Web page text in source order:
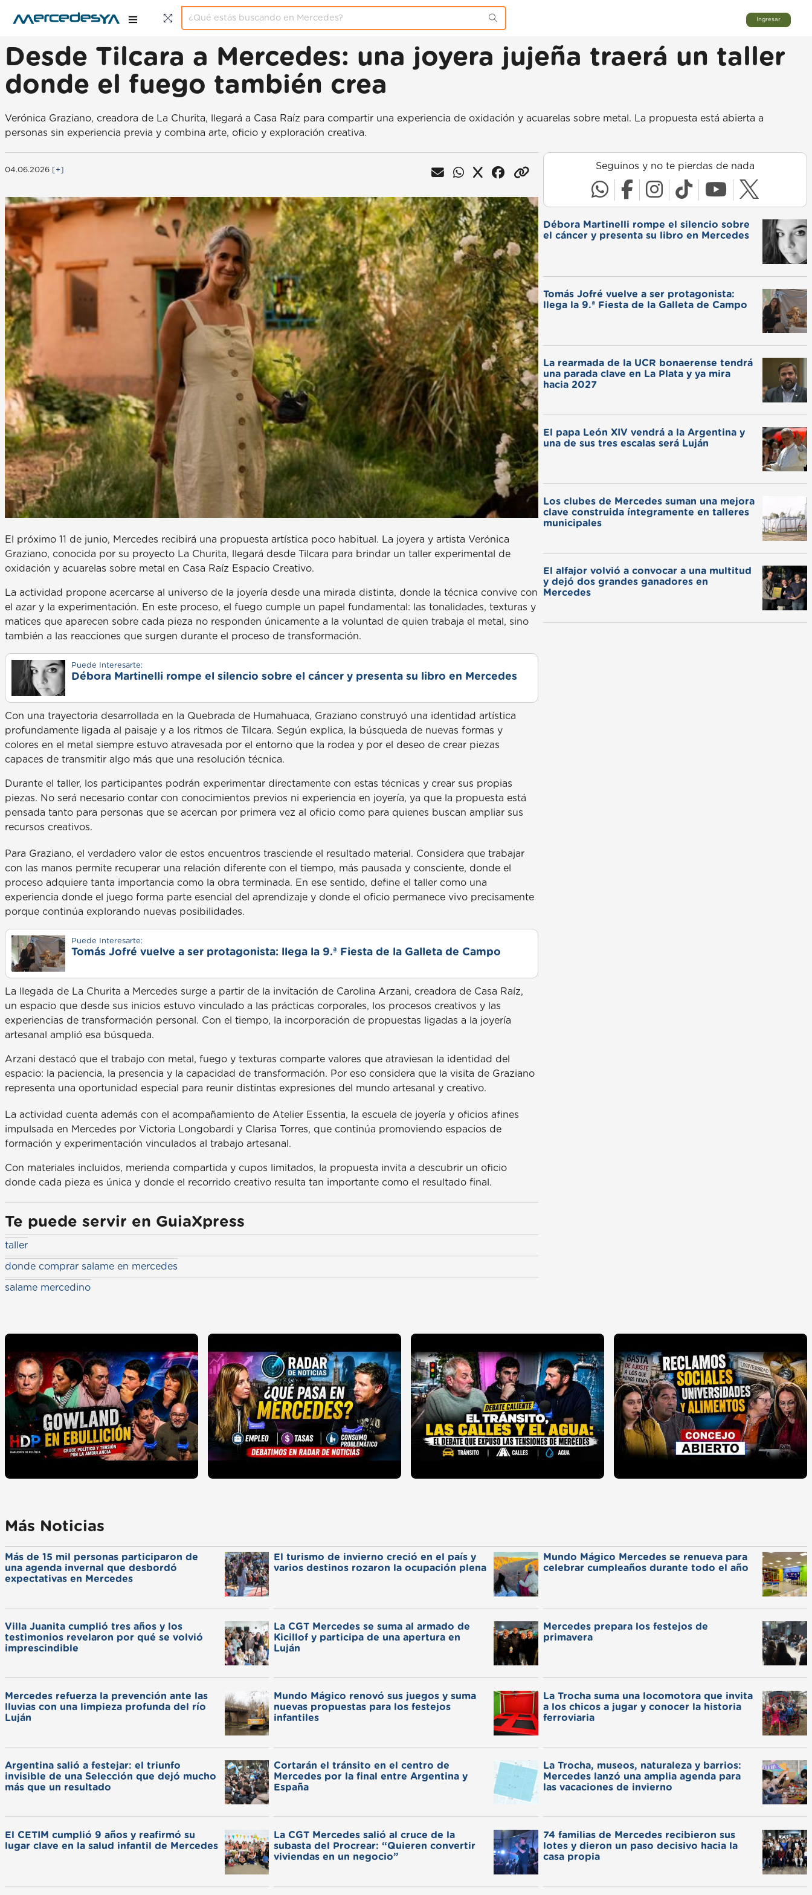
Ingresar
Desde Tilcara a Mercedes: una joyera jujeña traerá un taller
donde el fuego también crea
Verónica Graziano, creadora de La Churita, llegará a Casa Raíz para compartir una experiencia de oxidación y acuarelas sobre metal. La propuesta está abierta a
personas sin experiencia previa y combina arte, oficio y exploración creativa.
04.06.2026 [+]
El próximo 11 de junio, Mercedes recibirá una propuesta artística poco habitual. La joyera y artista Verónica
Graziano, conocida por su proyecto La Churita, llegará desde Tilcara para brindar un taller experimental de
oxidación y acuarelas sobre metal en Casa Raíz Espacio Creativo.
La actividad propone acercarse al universo de la joyería desde una mirada distinta, donde la técnica convive con
el azar y la experimentación. En este proceso, el fuego cumple un papel fundamental: las tonalidades, texturas y
matices que aparecen sobre cada pieza no responden únicamente a la voluntad de quien trabaja el metal, sino
también a las reacciones que surgen durante el proceso de transformación.
Puede Interesarte:
Débora Martinelli rompe el silencio sobre el cáncer y presenta su libro en Mercedes
Con una trayectoria desarrollada en la Quebrada de Humahuaca, Graziano construyó una identidad artística
profundamente ligada al paisaje y a los ritmos de Tilcara. Según explica, la búsqueda de nuevas formas y
colores en el metal siempre estuvo atravesada por el entorno que la rodea y por el deseo de crear piezas
capaces de transmitir algo más que una resolución técnica.
Durante el taller, los participantes podrán experimentar directamente con estas técnicas y crear sus propias
piezas. No será necesario contar con conocimientos previos ni experiencia en joyería, ya que la propuesta está
pensada tanto para personas que se acercan por primera vez al oficio como para quienes buscan ampliar sus
recursos creativos.
Para Graziano, el verdadero valor de estos encuentros trasciende el resultado material. Considera que trabajar
con las manos permite recuperar una relación diferente con el tiempo, más pausada y consciente, donde el
proceso adquiere tanta importancia como la obra terminada. En ese sentido, define el taller como una
experiencia donde el juego forma parte esencial del aprendizaje y donde el oficio permanece vivo precisamente
porque continúa explorando nuevas posibilidades.
Puede Interesarte:
Tomás Jofré vuelve a ser protagonista: llega la 9.ª Fiesta de la Galleta de Campo
La llegada de La Churita a Mercedes surge a partir de la invitación de Carolina Arzani, creadora de Casa Raíz,
un espacio que desde sus inicios estuvo vinculado a las prácticas corporales, los procesos creativos y las
experiencias de transformación personal. Con el tiempo, la incorporación de propuestas ligadas a la joyería
artesanal amplió esa búsqueda.
Arzani destacó que el trabajo con metal, fuego y texturas comparte valores que atraviesan la identidad del
espacio: la paciencia, la presencia y la capacidad de transformación. Por eso considera que la visita de Graziano
representa una oportunidad especial para reunir distintas expresiones del mundo artesanal y creativo.
La actividad cuenta además con el acompañamiento de Atelier Essentia, la escuela de joyería y oficios afines
impulsada en Mercedes por Victoria Longobardi y Clarisa Torres, que continúa promoviendo espacios de
formación y experimentación vinculados al trabajo artesanal.
Con materiales incluidos, merienda compartida y cupos limitados, la propuesta invita a descubrir un oficio
donde cada pieza es única y donde el recorrido creativo resulta tan importante como el resultado final.
Te puede servir en GuiaXpress
taller
donde comprar salame en mercedes
salame mercedino
Seguinos y no te pierdas de nada
Débora Martinelli rompe el silencio sobre
el cáncer y presenta su libro en Mercedes
Tomás Jofré vuelve a ser protagonista:
llega la 9.ª Fiesta de la Galleta de Campo
La rearmada de la UCR bonaerense tendrá
una parada clave en La Plata y ya mira
hacia 2027
El papa León XIV vendrá a la Argentina y
una de sus tres escalas será Luján
Los clubes de Mercedes suman una mejora
clave construida íntegramente en talleres
municipales
El alfajor volvió a convocar a una multitud
y dejó dos grandes ganadores en
Mercedes
Más Noticias
Más de 15 mil personas participaron de
una agenda invernal que desbordó
expectativas en Mercedes
El turismo de invierno creció en el país y
varios destinos rozaron la ocupación plena
Mundo Mágico Mercedes se renueva para
celebrar cumpleaños durante todo el año
Villa Juanita cumplió tres años y los
testimonios revelaron por qué se volvió
imprescindible
La CGT Mercedes se suma al armado de
Kicillof y participa de una apertura en
Luján
Mercedes prepara los festejos de
primavera
Mercedes refuerza la prevención ante las
lluvias con una limpieza profunda del río
Luján
Mundo Mágico renovó sus juegos y suma
nuevas propuestas para los festejos
infantiles
La Trocha suma una locomotora que invita
a los chicos a jugar y conocer la historia
ferroviaria
Argentina salió a festejar: el triunfo
invisible de una Selección que dejó mucho
más que un resultado
Cortarán el tránsito en el centro de
Mercedes por la final entre Argentina y
España
La Trocha, museos, naturaleza y barrios:
Mercedes lanzó una amplia agenda para
las vacaciones de invierno
El CETIM cumplió 9 años y reafirmó su
lugar clave en la salud infantil de Mercedes
La CGT Mercedes salió al cruce de la
subasta del Procrear: “Quieren convertir
viviendas en un negocio”
74 familias de Mercedes recibieron sus
lotes y dieron un paso decisivo hacia la
casa propia